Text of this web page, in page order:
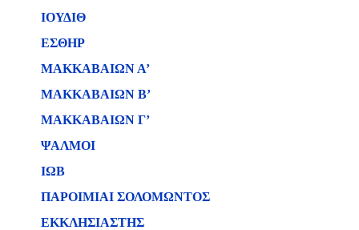
ΙΟΥΔΙΘ
ΕΣΘΗΡ
ΜΑΚΚΑΒΑΙΩΝ Α’
ΜΑΚΚΑΒΑΙΩΝ Β’
ΜΑΚΚΑΒΑΙΩΝ Γ’
ΨΑΛΜΟΙ
ΙΩΒ
ΠΑΡΟΙΜΙΑΙ ΣΟΛΟΜΩΝΤΟΣ
ΕΚΚΛΗΣΙΑΣΤΗΣ